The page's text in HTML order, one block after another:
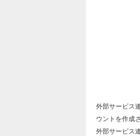
外部サービス
ウントを作成
外部サービス